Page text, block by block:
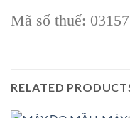
Mã số thuế:
RELATED